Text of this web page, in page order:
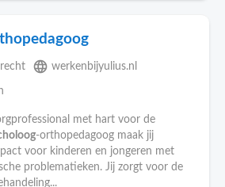
language werkenbijyulius.nl
met hart voor de
-orthopedagoog maak jij
voor kinderen en jongeren met
problematieken. Jij zorgt voor de